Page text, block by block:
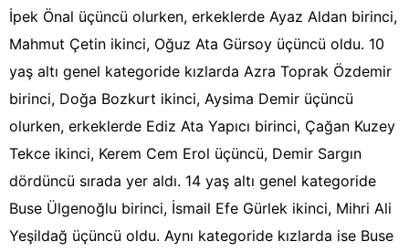
İpek Önal üçüncü olurken, erkeklerde Ayaz Aldan birinci,
Mahmut Çetin ikinci, Oğuz Ata Gürsoy üçüncü oldu. 10
yaş altı genel kategoride kızlarda Azra Toprak Özdemir
birinci, Doğa Bozkurt ikinci, Aysima Demir üçüncü
olurken, erkeklerde Ediz Ata Yapıcı birinci, Çağan Kuzey
Tekce ikinci, Kerem Cem Erol üçüncü, Demir Sargın
dördüncü sırada yer aldı. 14 yaş altı genel kategoride
Buse Ülgenoğlu birinci, İsmail Efe Gürlek ikinci, Mihri Ali
Yeşildağ üçüncü oldu. Aynı kategoride kızlarda ise Buse